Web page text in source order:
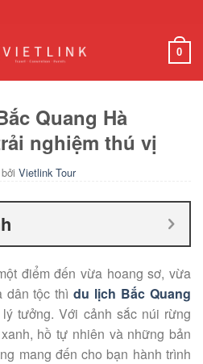
0
Quang Hà
nghiệm thú vị
bởi Vietlink Tour
điểm đến vừa hoang sơ, vừa
dân tộc thìdu lịch Bắc Quang
tưởng. Với cảnh sắc núi rừng
hồ tự nhiên và những bản
mang đến cho bạn hành trình